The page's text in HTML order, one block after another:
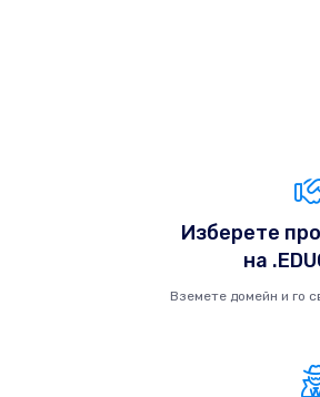
Изберете
на
Вземете домейн и го